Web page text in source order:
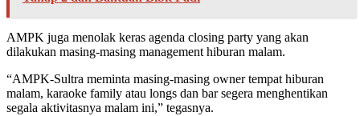
AMPK juga menolak keras agenda closing party yang akan
dilakukan masing-masing management hiburan malam.
“AMPK-Sultra meminta masing-masing owner tempat hiburan
malam, karaoke family atau longs dan bar segera menghentikan
segala aktivitasnya malam ini,” tegasnya.